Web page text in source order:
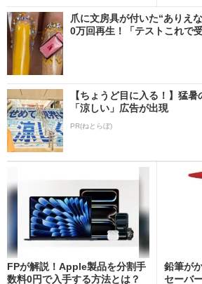
爪に文房具が付いた“ありえ
0万回再生！「テストこれで
【ちょうど目に入る！】猛
「涼しい」広告が出現
PR(ねとらぼ)
FPが解説！Apple製品を分割手
数料0円で入手する方法とは？
鉛筆が
セーバ